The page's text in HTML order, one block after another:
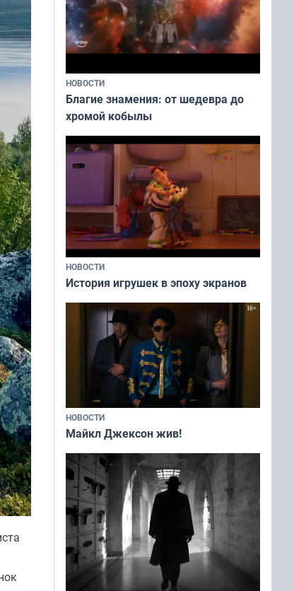
НОВОСТИ
Благие знамения: от шедевра до
хромой кобылы
НОВОСТИ
История игрушек в эпоху экранов
НОВОСТИ
Майкл Джексон жив!